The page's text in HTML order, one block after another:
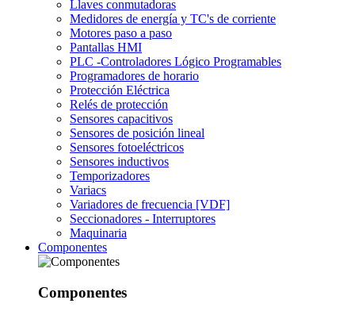
Llaves conmutadoras
Medidores de energía y TC's de corriente
Motores paso a paso
Pantallas HMI
PLC -Controladores Lógico Programables
Programadores de horario
Protección Eléctrica
Relés de protección
Sensores capacitivos
Sensores de posición lineal
Sensores fotoeléctricos
Sensores inductivos
Temporizadores
Variacs
Variadores de frecuencia [VDF]
Seccionadores - Interruptores
Maquinaria
Componentes
Componentes